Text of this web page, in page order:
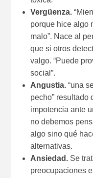
Vergüenza.
porque hice algo
malo”. Nace al
que si otros
valgo. “Puede
social”.
Angustia. “una
pecho” resultado
impotencia ante
no debemos
algo sino qué
alternativas.
Ansiedad. Se
preocupaciones